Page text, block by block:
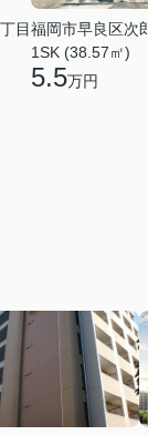
目福岡市早良区次
1SK (38.57㎡)
5.5万円